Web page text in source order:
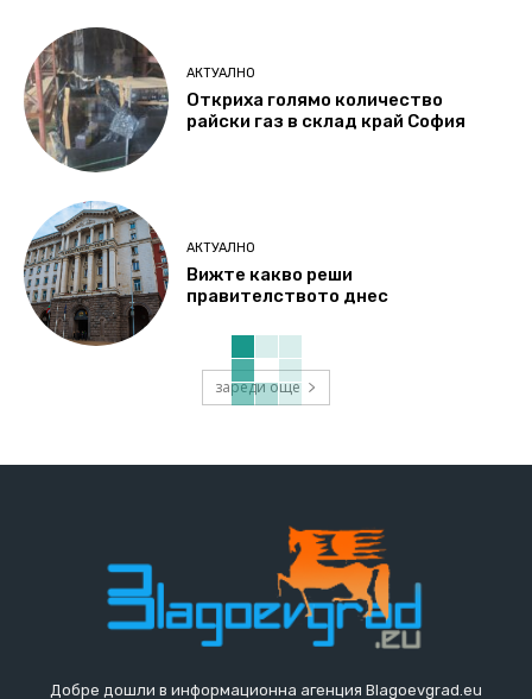
АКТУАЛНО
Откриха голямо количество
райски газ в склад край София
АКТУАЛНО
Вижте какво реши
правителството днес
зареди още
Добре дошли в информационна агенция Blagoevgrad.eu